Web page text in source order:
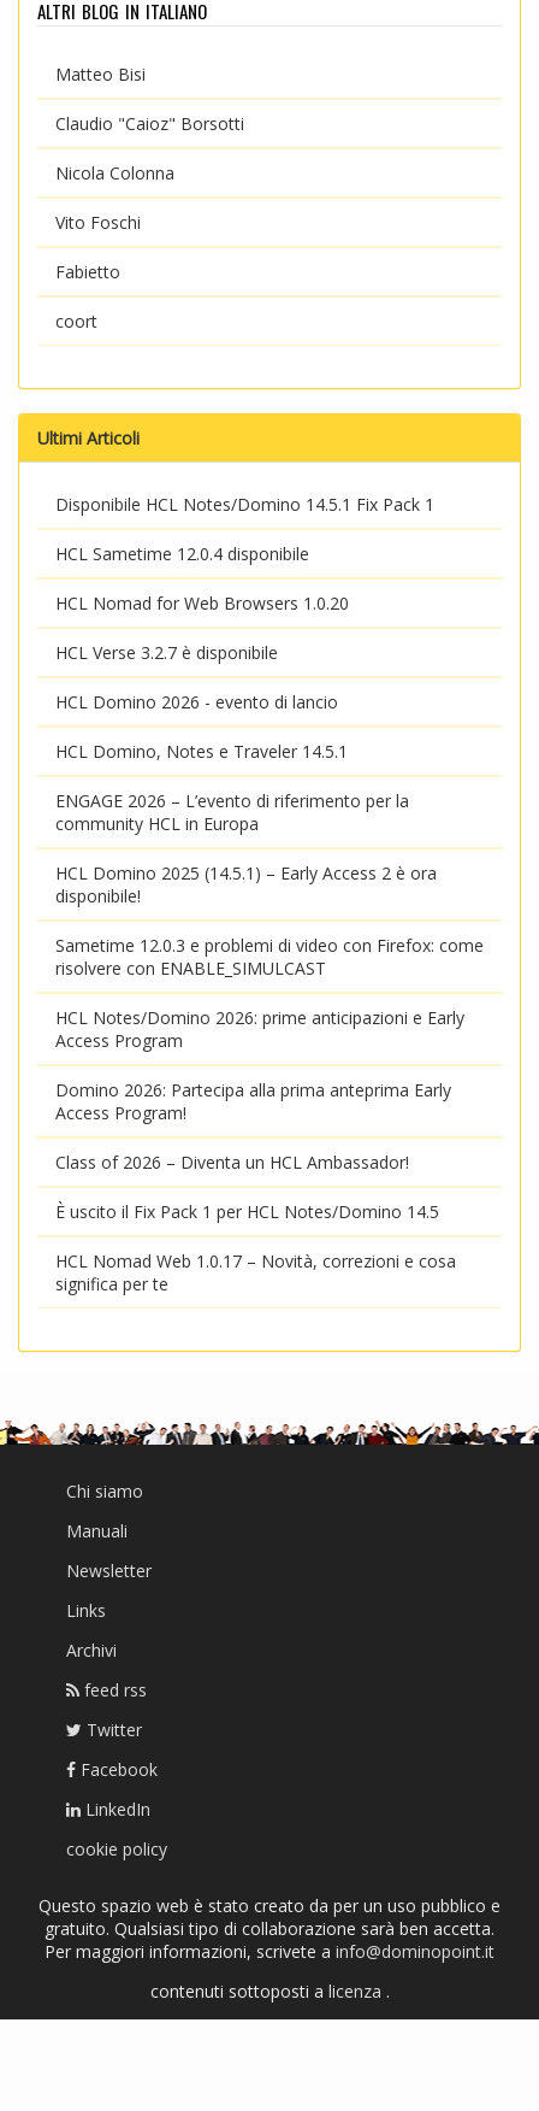
altri blog in italiano
Matteo Bisi
Claudio "Caioz" Borsotti
Nicola Colonna
Vito Foschi
Fabietto
coort
Ultimi Articoli
Disponibile HCL Notes/Domino 14.5.1 Fix Pack 1
HCL Sametime 12.0.4 disponibile
HCL Nomad for Web Browsers 1.0.20
HCL Verse 3.2.7 è disponibile
HCL Domino 2026 - evento di lancio
HCL Domino, Notes e Traveler 14.5.1
ENGAGE 2026 – L’evento di riferimento per la
community HCL in Europa
HCL Domino 2025 (14.5.1) – Early Access 2 è ora
disponibile!
Sametime 12.0.3 e problemi di video con Firefox: come
risolvere con ENABLE_SIMULCAST
HCL Notes/Domino 2026: prime anticipazioni e Early
Access Program
Domino 2026: Partecipa alla prima anteprima Early
Access Program!
Class of 2026 – Diventa un HCL Ambassador!
È uscito il Fix Pack 1 per HCL Notes/Domino 14.5
HCL Nomad Web 1.0.17 – Novità, correzioni e cosa
significa per te
Chi siamo
Manuali
Newsletter
Links
Archivi
feed rss
Twitter
Facebook
LinkedIn
cookie policy
Questo spazio web è stato creato da per un uso pubblico e
gratuito. Qualsiasi tipo di collaborazione sarà ben accetta.
Per maggiori informazioni, scrivete a info@dominopoint.it
contenuti sottoposti a licenza .